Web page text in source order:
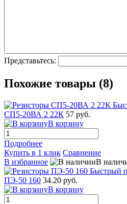
Представьтесь:
Похожие товары (8)
СП5-20ВА 2 22К 57 руб.
В корзину
Подробнее
Купить в 1 клик Сравнение
В избранное
В
Быстрый
ПЭ-50 160 34.20 руб.
В корзину